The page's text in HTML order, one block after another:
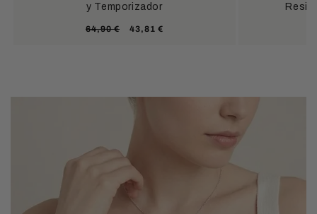
y Temporizador
Precio
64,90 €
Precio
43,81 €